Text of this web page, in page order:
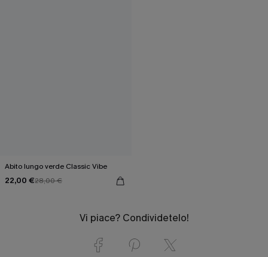
Abito lungo verde Classic Vibe
22,00 €28,00 €
Vi piace? Condividetelo!